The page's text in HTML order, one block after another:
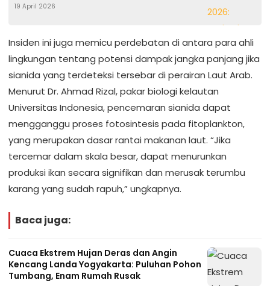
Perayaan Serentak
19 April 2026
Insiden ini juga memicu perdebatan di antara para ahli
lingkungan tentang potensi dampak jangka panjang jika
sianida yang terdeteksi tersebar di perairan Laut Arab.
Menurut Dr. Ahmad Rizal, pakar biologi kelautan
Universitas Indonesia, pencemaran sianida dapat
mengganggu proses fotosintesis pada fitoplankton,
yang merupakan dasar rantai makanan laut. “Jika
tercemar dalam skala besar, dapat menurunkan
produksi ikan secara signifikan dan merusak terumbu
karang yang sudah rapuh,” ungkapnya.
Baca juga:
Cuaca Ekstrem Hujan Deras dan Angin
Kencang Landa Yogyakarta: Puluhan Pohon
Tumbang, Enam Rumah Rusak